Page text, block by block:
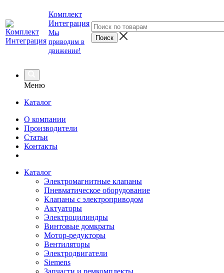
Комплект
Интеграция
Мы
приводим в
движение!
Меню
Каталог
О компании
Производители
Статьи
Контакты
Каталог
Электромагнитные клапаны
Пневматическое оборудование
Клапаны с электроприводом
Актуаторы
Электроцилиндры
Винтовые домкраты
Мотор-редукторы
Вентиляторы
Электродвигатели
Siemens
Запчасти и ремкомплекты